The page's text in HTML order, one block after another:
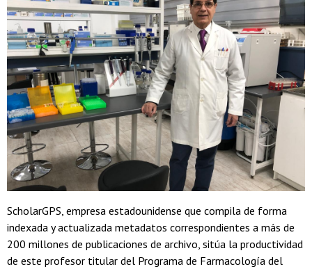
ScholarGPS, empresa estadounidense que compila de forma
indexada y actualizada metadatos correspondientes a más de
200 millones de publicaciones de archivo, sitúa la productividad
de este profesor titular del Programa de Farmacología del